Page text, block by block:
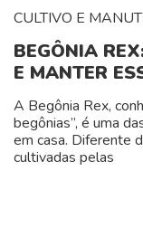
CULTIVO E
BEGÔNIA
E MANTER
A Begônia Rex,
begônias”, é uma
em casa. Diferente
cultivadas pelas